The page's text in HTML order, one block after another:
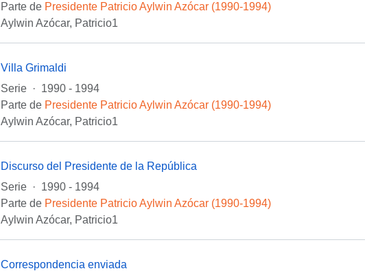
Parte de Presidente Patricio Aylwin Azócar (1990-1994)
Aylwin Azócar, Patricio1
Villa Grimaldi
Serie · 1990 - 1994
Parte de Presidente Patricio Aylwin Azócar (1990-1994)
Aylwin Azócar, Patricio1
Discurso del Presidente de la República
Serie · 1990 - 1994
Parte de Presidente Patricio Aylwin Azócar (1990-1994)
Aylwin Azócar, Patricio1
Correspondencia enviada